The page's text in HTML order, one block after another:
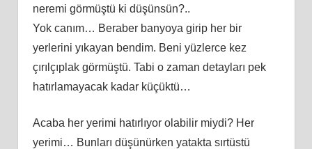
neremi görmüştü ki düşünsün?..
Yok canım… Beraber banyoya girip her bir
yerlerini yıkayan bendim. Beni yüzlerce kez
çırılçıplak görmüştü. Tabi o zaman detayları pek
hatırlamayacak kadar küçüktü…
Acaba her yerimi hatırlıyor olabilir miydi? Her
yerimi… Bunları düşünürken yatakta sırtüstü